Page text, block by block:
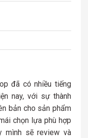
đã có nhiều tiếng
nay, với sự thành
bản cho sản phẩm
chọn lựa phù hợp
mình sẽ review và